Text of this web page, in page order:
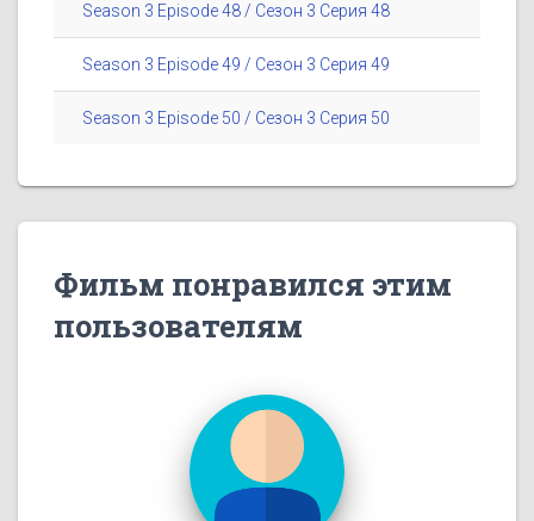
Season 3 Episode 48 / Сезон 3 Серия 48
Season 3 Episode 49 / Сезон 3 Серия 49
Season 3 Episode 50 / Сезон 3 Серия 50
Фильм понравился этим
пользователям